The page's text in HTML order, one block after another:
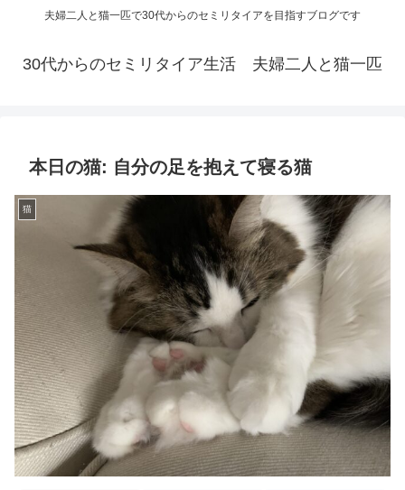
夫婦二人と猫一匹で30代からのセミリタイアを目指すブログです
30代からのセミリタイア生活 夫婦二人と猫一匹
本日の猫: 自分の足を抱えて寝る猫
猫